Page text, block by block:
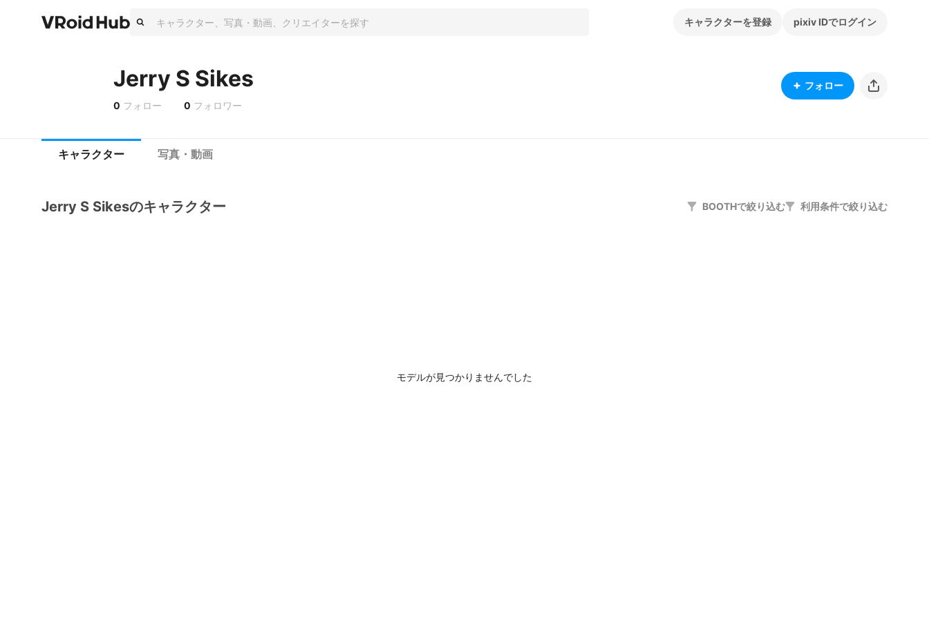
キャラクターを登録 pixiv IDでログイン
Jerry S Sikes
0 フォロー 0 フォロワー
フォロー
キャラクター 写真・動画
Jerry S Sikesのキャラクター BOOTHで絞り込む 利用条件で絞り込む
モデルが見つかりませんでした